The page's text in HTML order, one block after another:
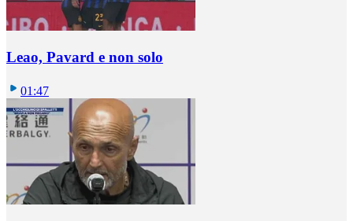
Leao, Pavard e non solo
01:47